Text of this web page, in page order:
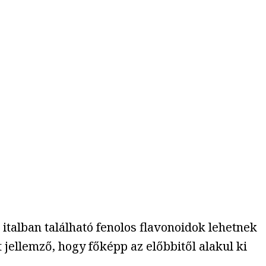
található fenolos flavonoidok lehetnek
hogy főképp az előbbitől alakul ki